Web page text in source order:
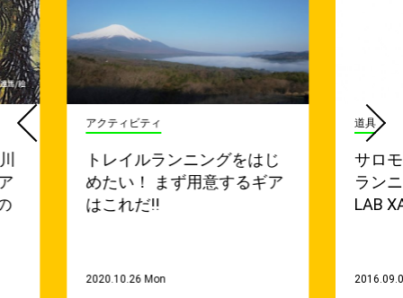
アクティビティ
トレイルランニングをはじ
めたい！ まず用意するギア
はこれだ!!
2020.10.26 Mon
道具
サロ
ラン
LAB